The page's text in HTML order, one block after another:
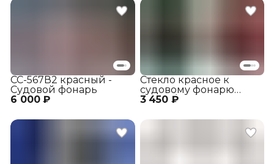
6 000 ₽
СС-567В2 красный -
Судовой фонарь
3 450 ₽
Стекло красное к
судовому фонарю
СС-566/567/568